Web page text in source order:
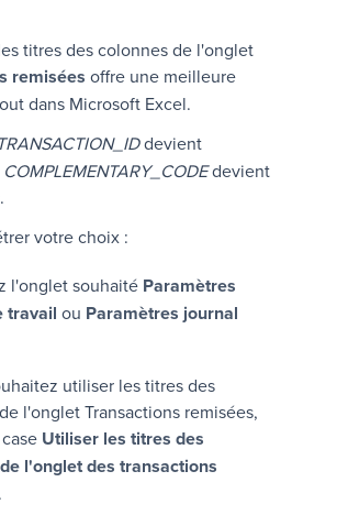
titres des colonnes de l'onglet
remisées offre une meilleure
dans Microsoft Excel.
TRANSACTION_IDdevient
COMPLEMENTARY_CODEdevient
votre choix :
l'onglet souhaité Paramètres
travail ou Paramètres journal
utiliser les titres des
l'ongletTransactions remisées,
Utiliser les titres des
l'onglet des transactions
.